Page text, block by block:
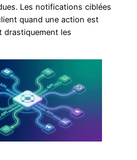
Les notifications ciblées
quand une action est
drastiquement les